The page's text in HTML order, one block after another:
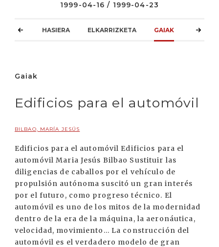
1999-04-16 / 1999-04-23
HASIERA ELKARRIZKETA GAIAK
Gaiak
Edificios para el automóvil
BILBAO, MARÍA JESÚS
Edificios para el automóvil Edificios para el
automóvil Maria Jesús Bilbao Sustituir las
diligencias de caballos por el vehículo de
propulsión autónoma suscitó un gran interés
por el futuro, como progreso técnico. El
automóvil es uno de los mitos de la modernidad
dentro de la era de la máquina, la aeronáutica,
velocidad, movimiento... La construcción del
automóvil es el verdadero modelo de gran